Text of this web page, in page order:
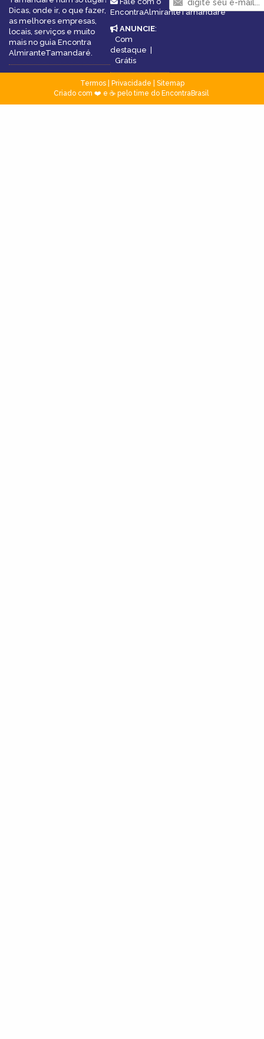
Dicas, onde ir, o que fazer,
as melhores empresas,
locais, serviços e muito
mais no guia Encontra
AlmiranteTamandaré.
EncontraAlmiranteTamandaré
ANUNCIE:
Com
destaque
Grátis
Termos| Privacidade
Sitemap
Criado com ❤️ e ☕ pelo time do EncontraBrasil